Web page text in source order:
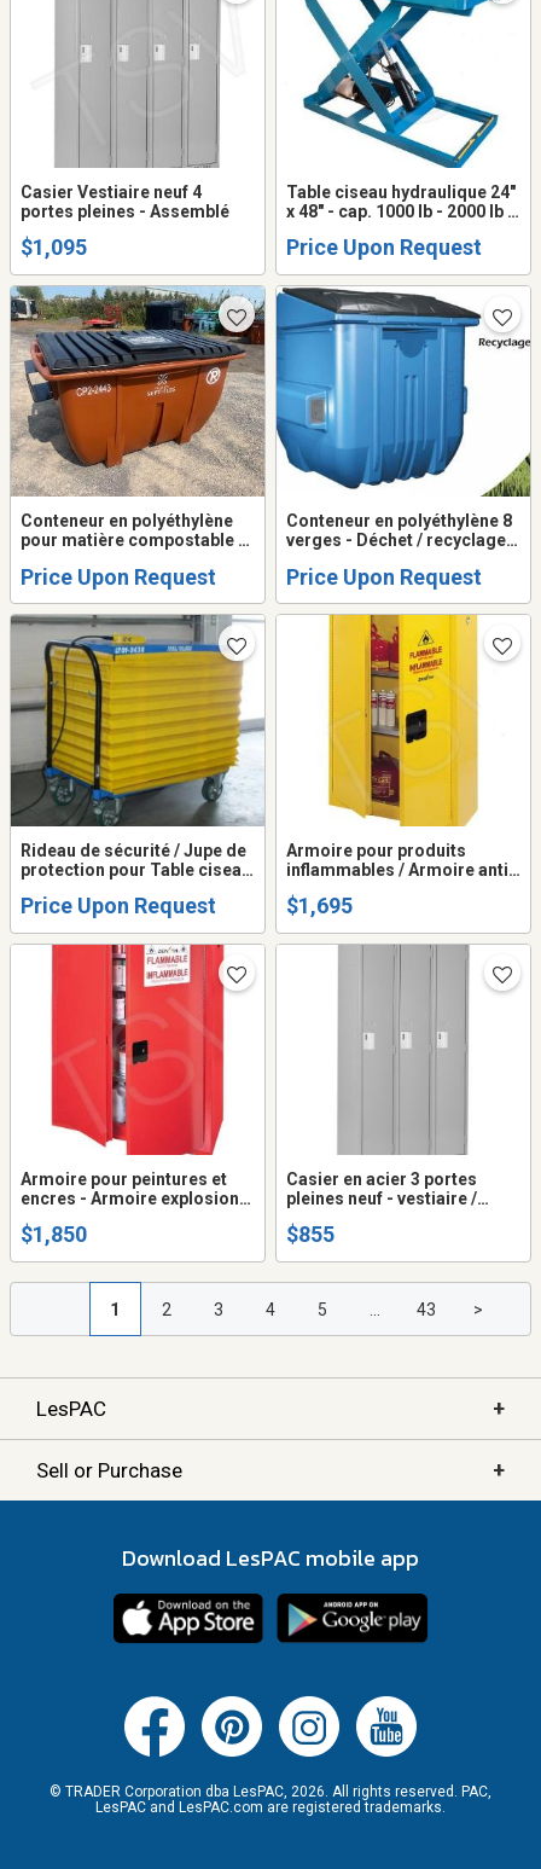
Casier Vestiaire neuf 4
portes pleines - Assemblé
$1,095
Table ciseau hydraulique 24"
x 48" - cap. 1000 lb - 2000 lb -
Price Upon Request
Conteneur en polyéthylène
pour matière compostable 2
Price Upon Request
Conteneur en polyéthylène 8
verges - Déchet / recyclage
Ultra HD
Price Upon Request
Rideau de sécurité / Jupe de
protection pour Table ciseau
Price Upon Request
Armoire pour produits
inflammables / Armoire anti-
proof 45 gallons
$1,695
Armoire pour peintures et
encres - Armoire explosion
gallons
$1,850
Casier en acier 3 portes
pleines neuf - vestiaire /
$855
1 2 3 4 5 43 >
LesPAC +
Sell or Purchase +
Download LesPAC mobile app
© TRADER Corporation dba LesPAC, 2026. All rights reserved. PAC,
LesPAC and LesPAC.com are registered trademarks.